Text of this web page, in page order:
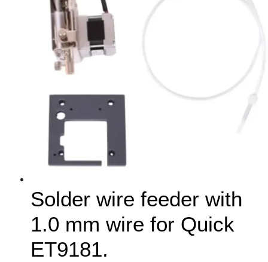
Solder wire feeder with
1.0 mm wire for Quick
ET9181.